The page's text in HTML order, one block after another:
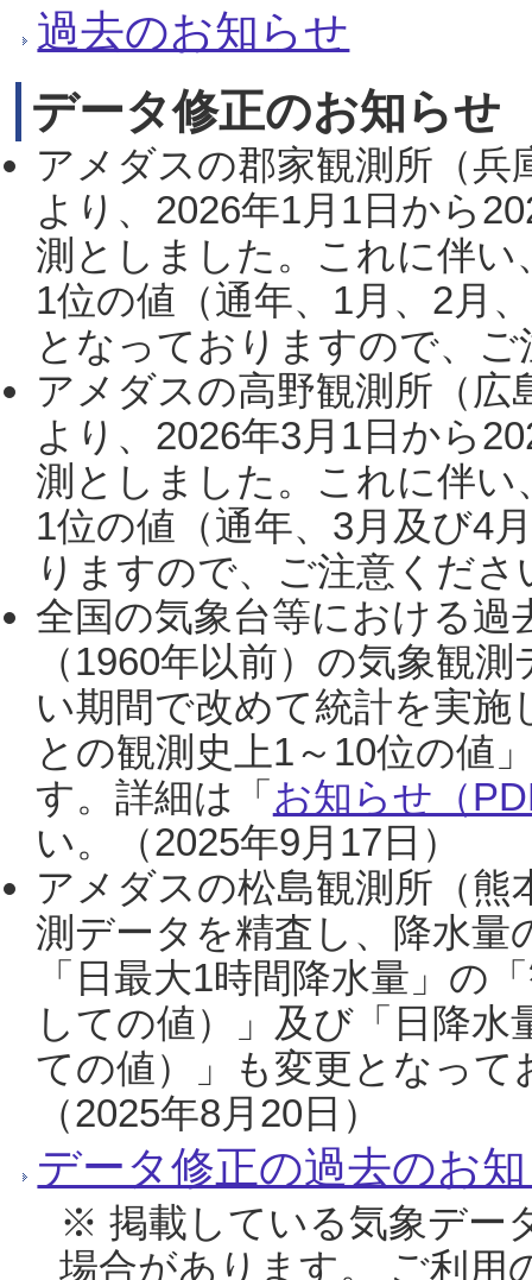
過去のお知らせ
データ修正のお知らせ
アメダスの郡家観測所（
より、2026年1月1日から
測としました。これに伴い
1位の値（通年、1月、2月
となっておりますので、
アメダスの高野観測所（
より、2026年3月1日から
測としました。これに伴い
1位の値（通年、3月及び4
りますので、ご注意くだ
全国の気象台等における過
（1960年以前）の気象観
い期間で改めて統計を実
との観測史上1～10位の値
す。詳細は「 お知らせ（
い。（2025年9月17日）
アメダスの松島観測所（熊
測データを精査し、降水
「日最大1時間降水量」の
しての値）」及び「日降
ての値）」も変更となっ
（2025年8月20日）
データ修正の過去のお
※ 掲載している気象デー
場合があります。 ご利用